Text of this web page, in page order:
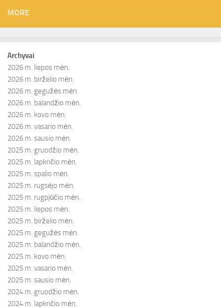
MORE
Archyvai
2026 m. liepos mėn.
2026 m. birželio mėn.
2026 m. gegužės mėn.
2026 m. balandžio mėn.
2026 m. kovo mėn.
2026 m. vasario mėn.
2026 m. sausio mėn.
2025 m. gruodžio mėn.
2025 m. lapkričio mėn.
2025 m. spalio mėn.
2025 m. rugsėjo mėn.
2025 m. rugpjūčio mėn.
2025 m. liepos mėn.
2025 m. birželio mėn.
2025 m. gegužės mėn.
2025 m. balandžio mėn.
2025 m. kovo mėn.
2025 m. vasario mėn.
2025 m. sausio mėn.
2024 m. gruodžio mėn.
2024 m. lapkričio mėn.